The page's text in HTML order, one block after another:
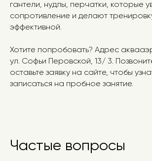
гантели, нудлы, перчатки, которые
сопротивление и делают
эффективной.
Хотите попробовать? Адрес
ул. Софьи Перовской, 13/ 3.
оставьте заявку на сайте, чтобы
записаться на пробное занятие.
Частые вопросы